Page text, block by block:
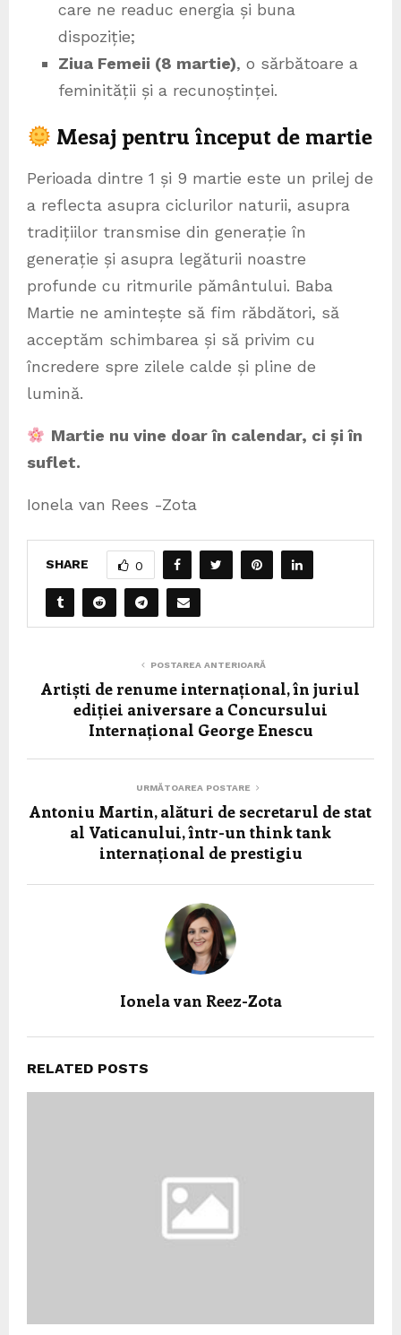
care ne readuc energia și buna
dispoziție;
Ziua Femeii (8 martie), o sărbătoare a
feminității și a recunoștinței.
Mesaj pentru început de martie
Perioada dintre 1 și 9 martie este un prilej de
a reflecta asupra ciclurilor naturii, asupra
tradițiilor transmise din generație în
generație și asupra legăturii noastre
profunde cu ritmurile pământului. Baba
Martie ne amintește să fim răbdători, să
acceptăm schimbarea și să privim cu
încredere spre zilele calde și pline de
lumină.
Martie nu vine doar în calendar, ci și în
suflet.
Ionela van Rees -Zota
SHARE 0
POSTAREA ANTERIOARĂ
Artiști de renume internațional, în juriul
ediției aniversare a Concursului
Internațional George Enescu
URMĂTOAREA POSTARE
Antoniu Martin, alături de secretarul de stat
al Vaticanului, într-un think tank
internațional de prestigiu
Ionela van Reez-Zota
RELATED POSTS